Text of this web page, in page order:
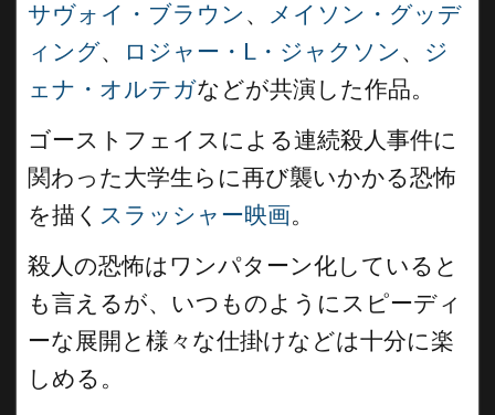
サヴォイ・ブラウン 、
メイソン・グッデ
ィング、 ロジャー・L・ジャクソン 、 ジ
ェナ・オルテガなどが共演した作品。
ゴーストフェイスによる連続殺人事件に
関わった大学生らに再び襲いかかる恐怖
を描く スラッシャー映画。
殺人の恐怖はワンパターン化していると
も言えるが、いつものようにスピーディ
ーな展開と様々な仕掛けなどは十分に楽
しめる。